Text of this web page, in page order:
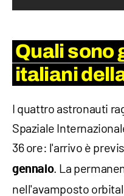
Quali sono
italiani
I quattro astronauti
Spaziale
36 ore: l'arrivo è
gennaio. La
nell'avamposto